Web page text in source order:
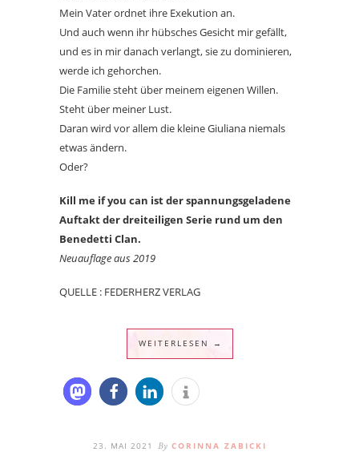
Mein Vater ordnet ihre Exekution an.
Und auch wenn ihr hübsches Gesicht mir gefällt,
und es in mir danach verlangt, sie zu dominieren,
werde ich gehorchen.
Die Familie steht über meinem eigenen Willen.
Steht über meiner Lust.
Daran wird vor allem die kleine Giuliana niemals
etwas ändern.
Oder?
Kill me if you can ist der spannungsgeladene
Auftakt der dreiteiligen Serie rund um den
Benedetti Clan.
Neuauflage aus 2019
QUELLE : FEDERHERZ VERLAG
WEITERLESEN →
23. MAI 2021 By CORINNA ZABICKI